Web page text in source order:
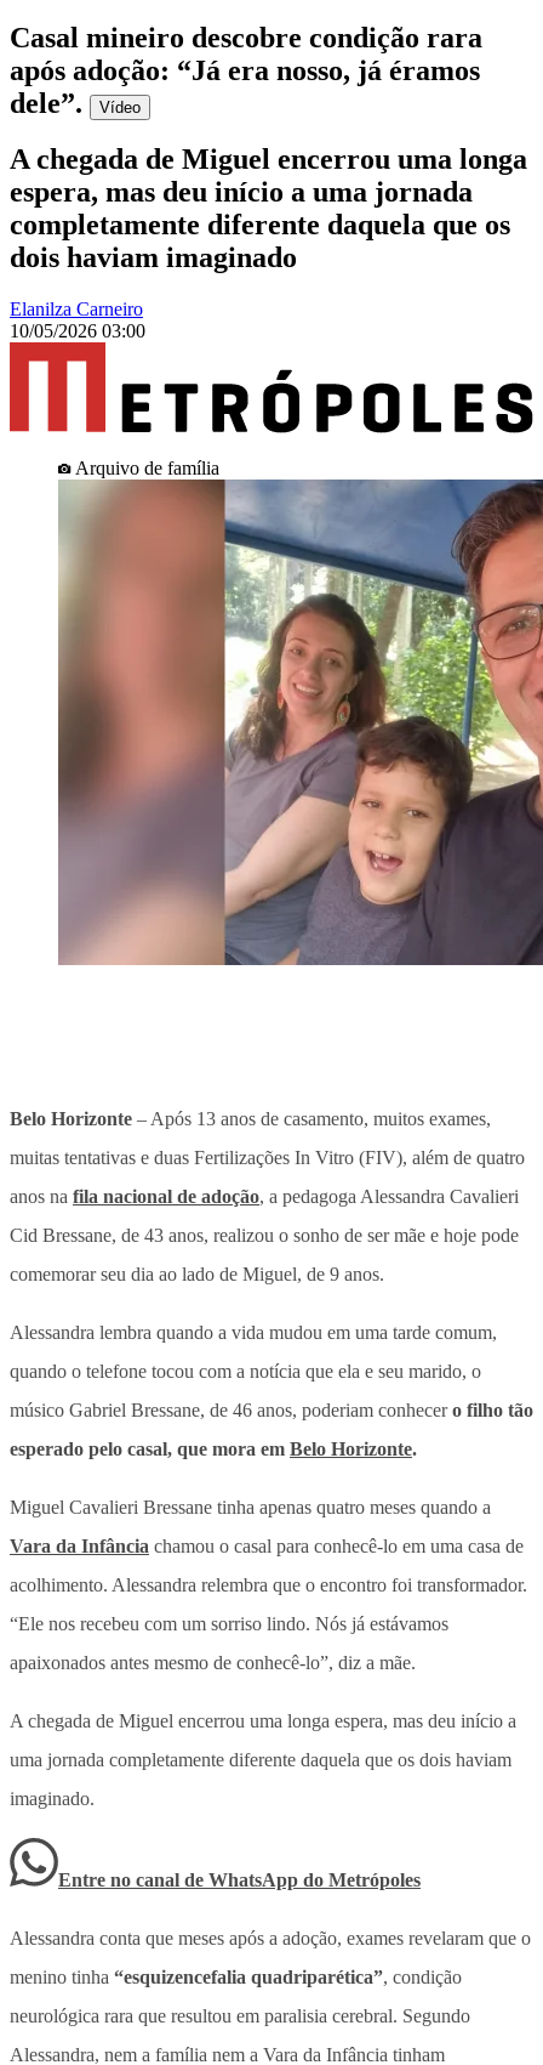
Casal mineiro descobre condição rara
após adoção: “Já era nosso, já éramos
dele”. Vídeo
A chegada de Miguel encerrou uma longa
espera, mas deu início a uma jornada
completamente diferente daquela que os
dois haviam imaginado
Elanilza Carneiro
10/05/2026 03:00
Arquivo de família
Belo Horizonte – Após 13 anos de casamento, muitos exames,
muitas tentativas e duas Fertilizações In Vitro (FIV), além de quatro
anos na fila nacional de adoção, a pedagoga Alessandra Cavalieri
Cid Bressane, de 43 anos, realizou o sonho de ser mãe e hoje pode
comemorar seu dia ao lado de Miguel, de 9 anos.
Alessandra lembra quando a vida mudou em uma tarde comum,
quando o telefone tocou com a notícia que ela e seu marido, o
músico Gabriel Bressane, de 46 anos, poderiam conhecero filho tão
esperado pelo casal, que mora em Belo Horizonte.
Miguel Cavalieri Bressane tinha apenas quatro meses quando a
Vara da Infância chamou o casal para conhecê-lo em uma casa de
acolhimento. Alessandra relembra que o encontro foi transformador.
“Ele nos recebeu com um sorriso lindo. Nós já estávamos
apaixonados antes mesmo de conhecê-lo”, diz a mãe.
A chegada de Miguel encerrou uma longa espera, mas deu início a
uma jornada completamente diferente daquela que os dois haviam
imaginado.
Entre no canal de WhatsApp do Metrópoles
Alessandra conta que meses após a adoção, exames revelaram que o
menino tinha “esquizencefalia quadriparética”, condição
neurológica rara que resultou em paralisia cerebral. Segundo
Alessandra, nem a família nem a Vara da Infância tinham